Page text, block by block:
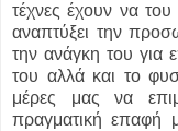
τέχνες έχουν να
αναπτύξει την
την ανάγκη του για
του αλλά και το
μέρες μας να
πραγματική επαφή